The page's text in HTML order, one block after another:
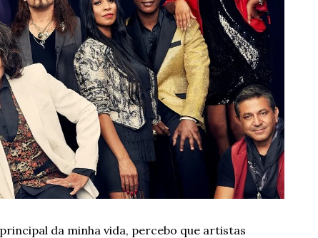
da minha vida, percebo que artistas